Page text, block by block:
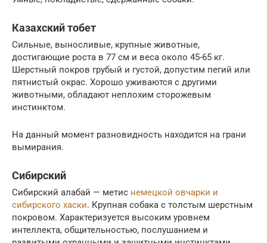
Казахский тобет
Сильные, выносливые, крупные животные,
достигающие роста в 77 см и веса около 45-65 кг.
Шерстный покров грубый и густой, допустим пегий или
пятнистый окрас. Хорошо уживаются с другими
животными, обладают неплохим сторожевым
инстинктом.
На данный момент разновидность находится на грани
вымирания.
Сибирский
Сибирский алабай — метис немецкой овчарки и
сибирского хаски. Крупная собака с толстым шерстным
покровом. Характеризуется высоким уровнем
интеллекта, общительностью, послушанием и